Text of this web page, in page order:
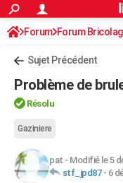
ACTUALITÉS
Politique
Société
Faits Divers
Education
Monde
Villes
+
Programme TV
TNTStreaming
Cinéma
Sorties cinéma
Musique
+FINANCE
Retraite
Impôts
Epargne
Immobilier
Risques naturels par ville
Banque
Assurance
Crédit
AUTO
Essais
Réserver un essai
Citadines
Berlines
SUV
Forum auto
+HIGH-TECH
Forum Forum
Sujet Précédent
Problème de
Résolu
Gaziniere
pat - Modifié le 5
stf_jpd87- 6